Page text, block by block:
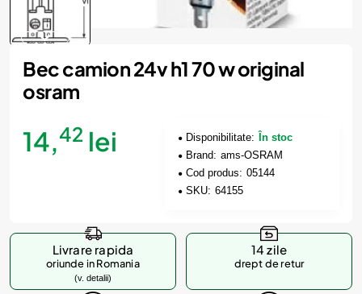
Bec camion 24v h1 70 w original
osram
14,42 lei Disponibilitate:
În stoc
Brand: ams-OSRAM
Cod produs: 05144
SKU: 64155
Livrare rapida
oriunde in Romania
(v. detalii)
14 zile
drept de retur